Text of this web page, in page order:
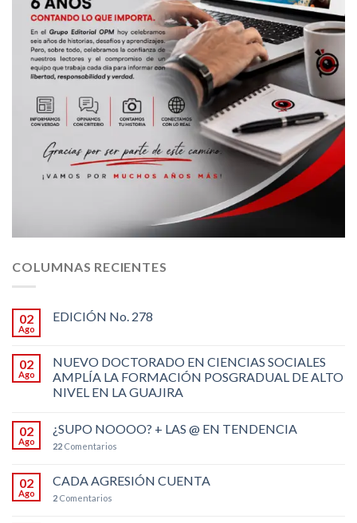
COLUMNAS RECIENTES
02
Ago
EDICIÓN No. 278
02
Ago
NUEVO DOCTORADO EN CIENCIAS SOCIALES
AMPLÍA LA FORMACIÓN POSGRADUAL DE ALTO
NIVEL EN LA GUAJIRA
02
Ago
¿SUPO NOOOO? + LAS @ EN TENDENCIA
22 Comentarios
02
Ago
CADA AGRESIÓN CUENTA
2 Comentarios